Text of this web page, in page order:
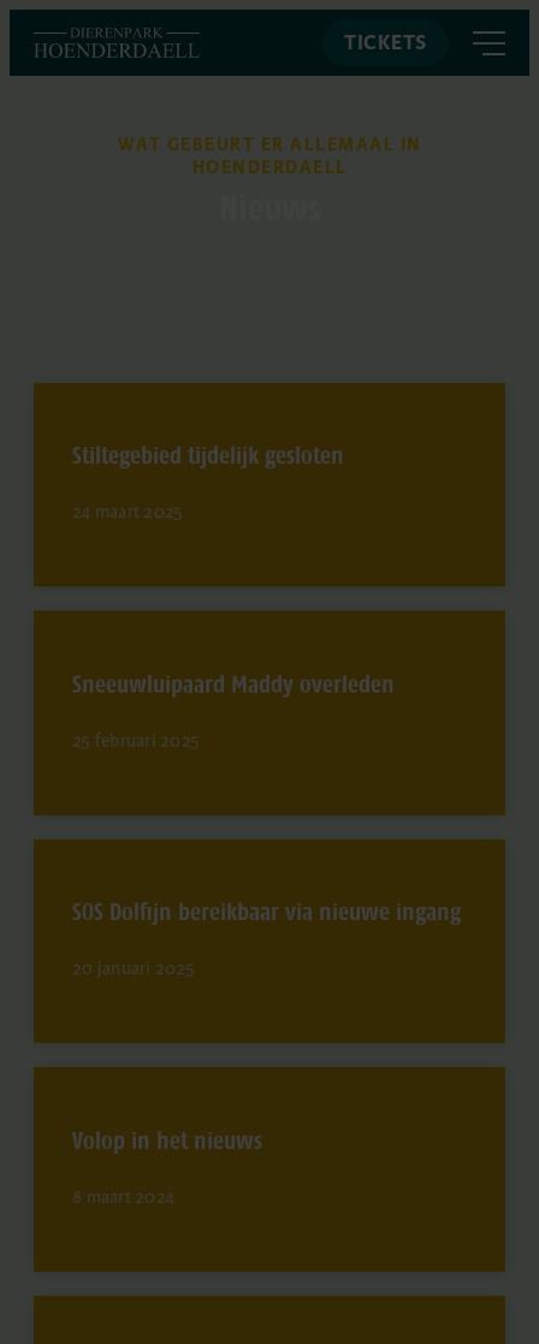
TICKETS
WAT GEBEURT ER ALLEMAAL IN
HOENDERDAELL
Stiltegebied tijdelijk gesloten
24 maart 2025
Sneeuwluipaard Maddy overleden
25 februari 2025
SOS Dolfijn bereikbaar via nieuwe ingang
20 januari 2025
Volop in het nieuws
8 maart 2024